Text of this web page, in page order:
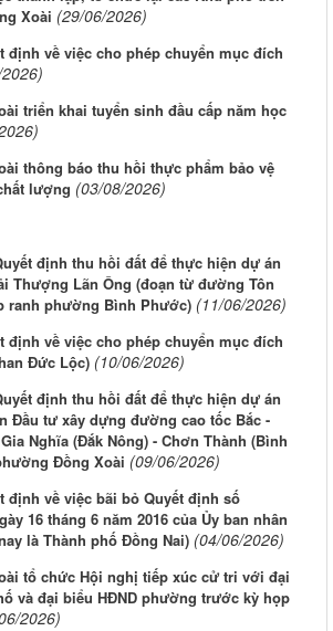
Xoài (29/06/2026)
định về việc cho phép chuyển mục đích
triển khai tuyển sinh đầu cấp năm học
thông báo thu hồi thực phẩm bảo vệ
lượng (03/08/2026)
định thu hồi đất để thực hiện dự án
Thượng Lãn Ông (đoạn từ đường Tôn
ranh phường Bình Phước) (11/06/2026)
định về việc cho phép chuyển mục đích
Đức Lộc) (10/06/2026)
định thu hồi đất để thực hiện dự án
Đầu tư xây dựng đường cao tốc Bắc -
Nghĩa (Đắk Nông) - Chơn Thành (Bình
Đồng Xoài (09/06/2026)
định về việc bãi bỏ Quyết định số
16 tháng 6 năm 2016 của Ủy ban nhân
là Thành phố Đồng Nai) (04/06/2026)
tổ chức Hội nghị tiếp xúc cử tri với đại
và đại biểu HĐND phường trước kỳ họp
2026)